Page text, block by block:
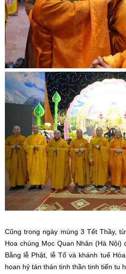
Cũng trong ngày mùng 3 Tết Thầy,
Hoa chúng Mọc Quan Nhân (Hà Nội)
Bằng lễ Phật, lễ Tổ và khánh tuế
hoan hỷ tán thán tinh thần tinh tiến tu